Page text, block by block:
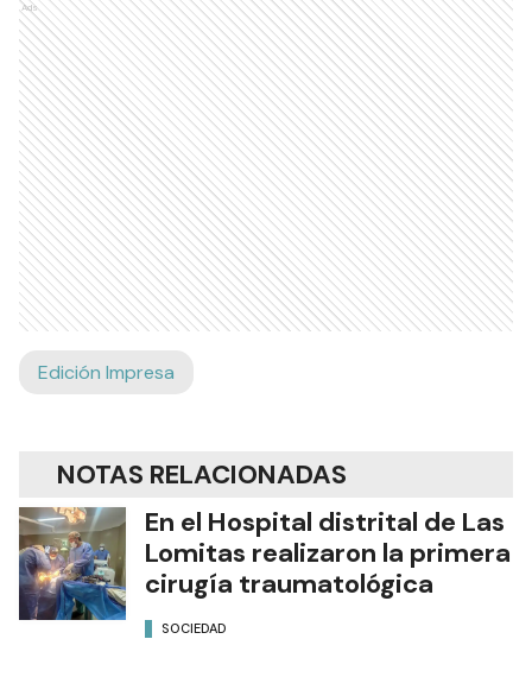
Ads
Edición Impresa
NOTAS RELACIONADAS
En el Hospital distrital de Las
Lomitas realizaron la primera
cirugía traumatológica
SOCIEDAD